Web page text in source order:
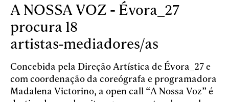
A NOSSA VOZ - Évora_27
procura 18
artistas‑mediadores/as
Concebida pela Direção Artística de Évora_27 e
com coordenação da coreógrafa e programadora
Madalena Victorino, a open call “A Nossa Voz” é